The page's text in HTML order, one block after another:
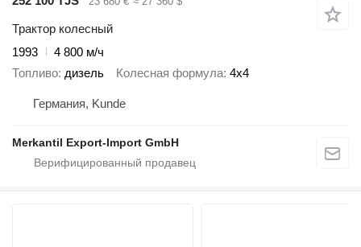
Трактор колесный
1993
4 800 м/ч
Топливо дизель Колесная формула 4x4
Германия, Kunde
Merkantil Export-Import GmbH